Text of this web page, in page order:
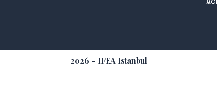
2026 – IFEA Istanbul